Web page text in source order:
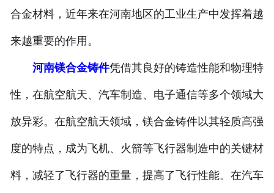
合金材料，近年来在河南地区的工业生产中发挥着越
来越重要的作用。
河南镁合金铸件凭借其良好的铸造性能和物理特
性，在航空航天、汽车制造、电子通信等多个领域大
放异彩。在航空航天领域，镁合金铸件以其轻质高强
度的特点，成为飞机、火箭等飞行器制造中的关键材
料，减轻了飞行器的重量，提高了飞行性能。在汽车